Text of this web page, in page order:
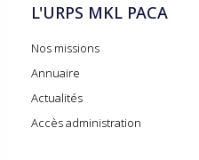
L'URPS MKL PACA
Nos missions
Annuaire
Actualités
Accès administration